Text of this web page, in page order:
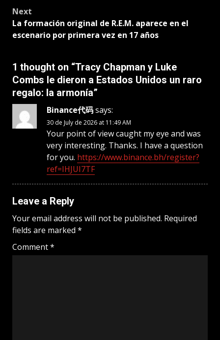
Next
La formación original de R.E.M. aparece en el
escenario por primera vez en 17 años
1 thought on “Tracy Chapman y Luke
Combs le dieron a Estados Unidos un raro
regalo: la armonía”
Binance代码says:
30 de July de 2026 at 11:49 AM
Your point of view caught my eye and was
very interesting. Thanks. I have a question
for you. https://www.binance.bh/register?
ref=IHJUI7TF
Leave a Reply
Your email address will not be published. Required
fields are marked *
Comment*